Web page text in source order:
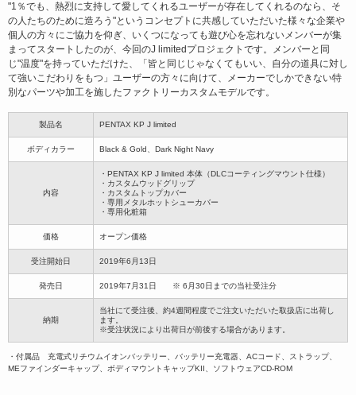
"1％でも、熱烈に支持して愛してくれるユーザーが存在してくれるのなら、そ
の人たちのために造ろう"というコンセプトに共感していただいた様々な企業や
個人の方々にご協力を仰ぎ、いくつになっても遊び心を忘れないメンバーが集
まってスタートしたのが、今回のJ limitedプロジェクトです。メンバーと同
じ"温度"を持っていただけた、「皆と同じじゃなくてもいい、自分の道具に対し
て強いこだわりをもつ」ユーザーの方々に向けて、メーカーでしかできない特
別なパーツや加工を施したファクトリーカスタムモデルです。
製品名 PENTAX KP J limited
ボディカラー Black & Gold、Dark Night Navy
内容
・PENTAX KP J limited 本体（DLCコーティングマウント仕様）
・カスタムウッドグリップ
・カスタムトップカバー
・専用メタルホットシューカバー
・専用化粧箱
価格 オープン価格
受注開始日 2019年6月13日
発売日 2019年7月31日 ※ 6月30日までの当社受注分
納期
当社にて受注後、約4週間程度でご注文いただいた取扱店に出荷し
ます。
※受注状況により出荷日が前後する場合があります。
・付属品 充電式リチウムイオンバッテリー、バッテリー充電器、ACコード、ストラップ、
MEファインダーキャップ、ボディマウントキャップKII、ソフトウェアCD-ROM